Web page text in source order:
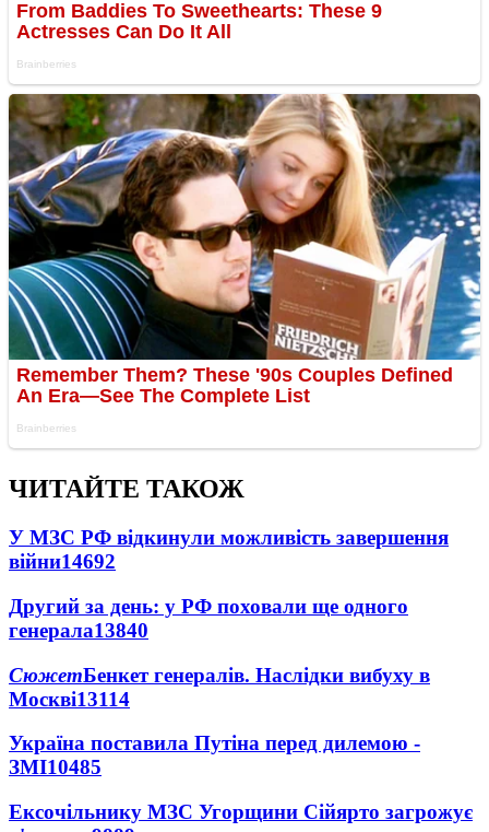
ЧИТАЙТЕ ТАКОЖ
У МЗС РФ відкинули можливість завершення
війни14692
Другий за день: у РФ поховали ще одного
генерала13840
СюжетБенкет генералів. Наслідки вибуху в
Москві13114
Україна поставила Путіна перед дилемою -
ЗМІ10485
Ексочільнику МЗС Угорщини Сійярто загрожує